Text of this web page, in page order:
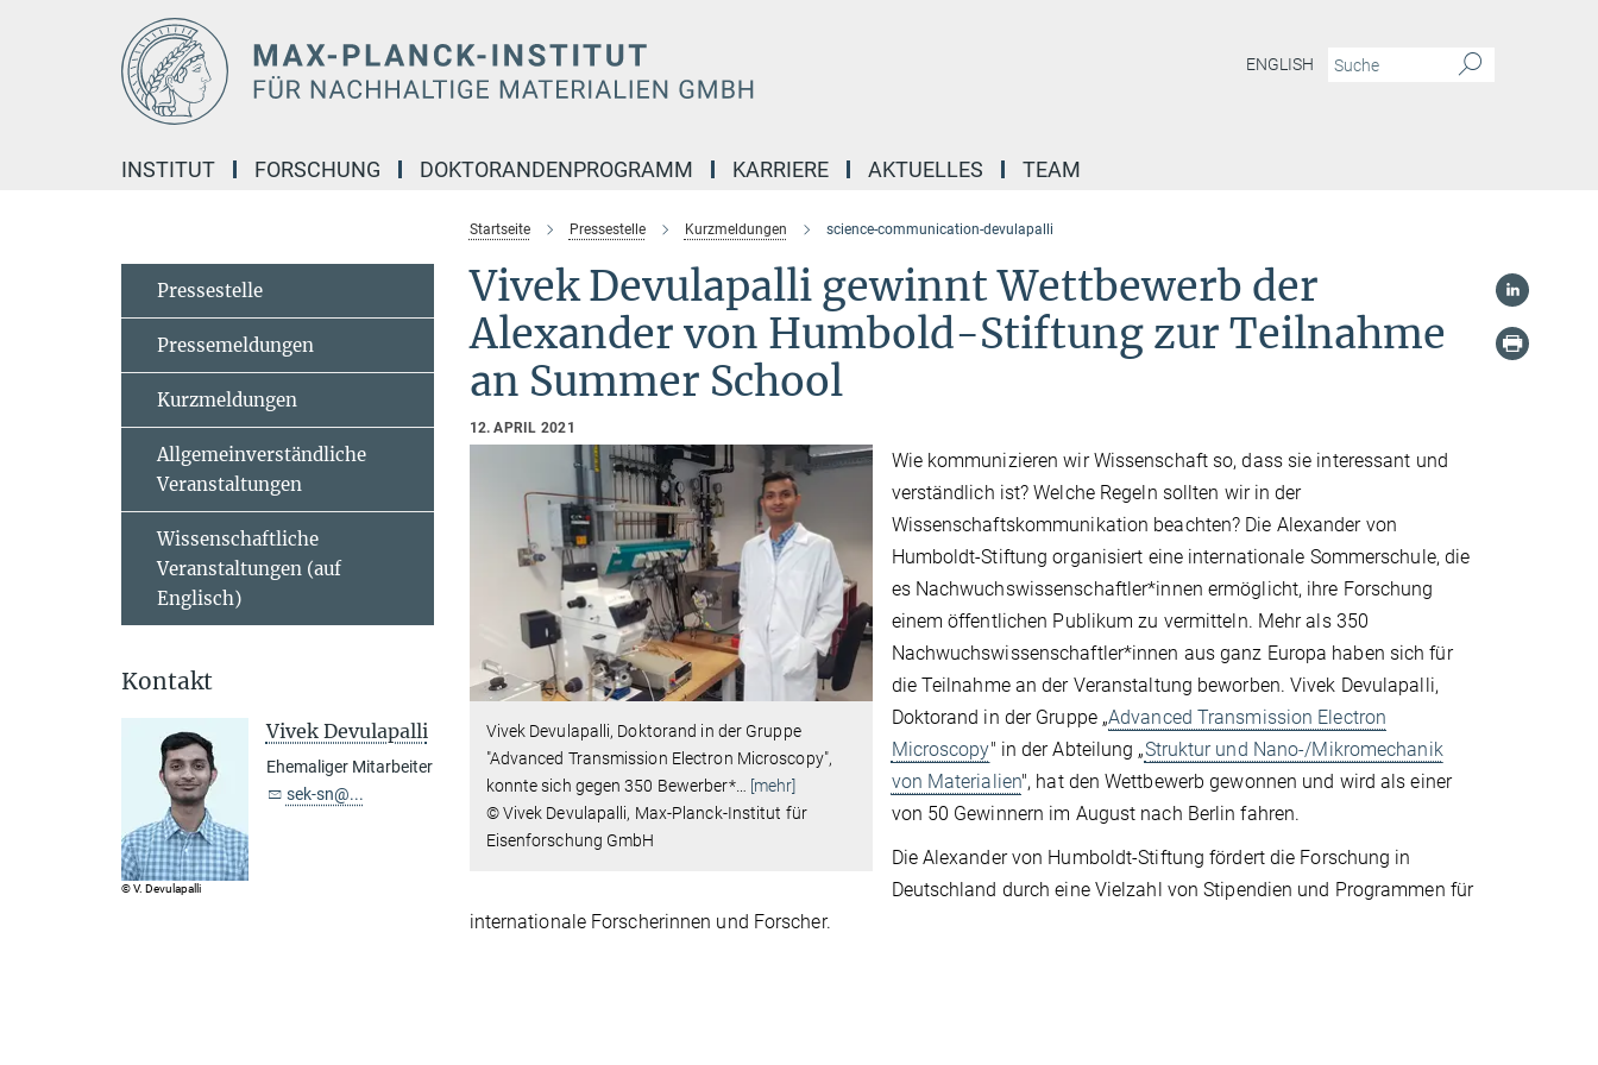
ENGLISH
INSTITUT FORSCHUNG DOKTORANDENPROGRAMM KARRIERE AKTUELLES TEAM
Startseite Pressestelle Kurzmeldungen science-communication-devulapalli
Vivek Devulapalli gewinnt Wettbewerb der
Alexander von Humbold-Stiftung zur Teilnahme
an Summer School
12. APRIL 2021
Vivek Devulapalli, Doktorand in der Gruppe
"Advanced Transmission Electron Microscopy",
konnte sich gegen 350 Bewerber*… [mehr]
© Vivek Devulapalli, Max-Planck-Institut für
Eisenforschung GmbH
Wie kommunizieren wir Wissenschaft so, dass sie interessant und
verständlich ist? Welche Regeln sollten wir in der
Wissenschaftskommunikation beachten? Die Alexander von
Humboldt-Stiftung organisiert eine internationale Sommerschule, die
es Nachwuchswissenschaftler*innen ermöglicht, ihre Forschung
einem öffentlichen Publikum zu vermitteln. Mehr als 350
Nachwuchswissenschaftler*innen aus ganz Europa haben sich für
die Teilnahme an der Veranstaltung beworben. Vivek Devulapalli,
Doktorand in der Gruppe „Advanced Transmission Electron
Microscopy" in der Abteilung „Struktur und Nano-/Mikromechanik
von Materialien", hat den Wettbewerb gewonnen und wird als einer
von 50 Gewinnern im August nach Berlin fahren.
Die Alexander von Humboldt-Stiftung fördert die Forschung in
Deutschland durch eine Vielzahl von Stipendien und Programmen für
internationale Forscherinnen und Forscher.
Pressestelle
Pressemeldungen
Kurzmeldungen
Allgemeinverständliche
Veranstaltungen
Wissenschaftliche
Veranstaltungen (auf
Englisch)
Kontakt
© V. Devulapalli
Vivek Devulapalli
Ehemaliger Mitarbeiter
sek-sn@...